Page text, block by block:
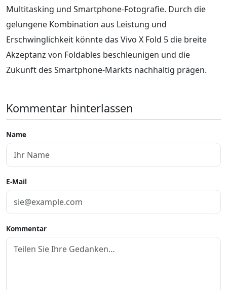
Multitasking und Smartphone-Fotografie. Durch die
gelungene Kombination aus Leistung und
Erschwinglichkeit könnte das Vivo X Fold 5 die breite
Akzeptanz von Foldables beschleunigen und die
Zukunft des Smartphone-Markts nachhaltig prägen.
Kommentar hinterlassen
Name
E-Mail
Kommentar